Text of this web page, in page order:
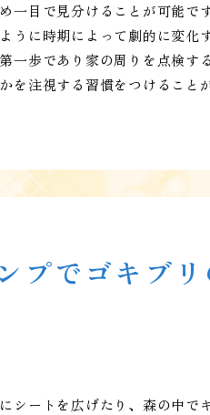
一目で見分けることが可能で
うに時期によって劇的に変
一歩であり家の周りを点検
を注視する習慣をつけること
プでゴキブ
シートを広げたり、森の中で